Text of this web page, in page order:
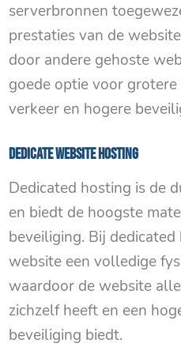
serverbronnen
prestaties van de
door andere gehoste
goede optie voor
verkeer en hogere
Dedicate website hosting
Dedicated hosting is de
en biedt de hoogste
beveiliging. Bij
website een volledige
waardoor de website
zichzelf heeft en een
beveiliging biedt.